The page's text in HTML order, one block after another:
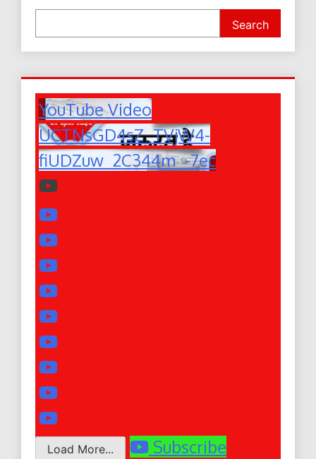
Search
YouTube Video
UCTNsGD4sZ_TVjW4-
fiUDZuw_2C344m_-7ec
Load More... Subscribe